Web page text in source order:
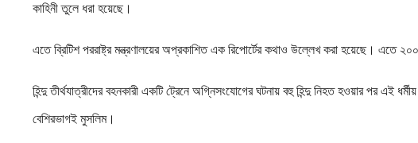
কাহিনী তুলে ধরা হয়েছে।
এতে ব্রিটিশ পররাষ্ট্র মন্ত্রণালয়ের অপ্রকাশিত এক রিপোর্টের কথাও উল্লেখ করা হয়েছে। এতে
হিন্দু তীর্থযাত্রীদের বহনকারী একটি ট্রেনে অগ্নিসংযোগের ঘটনায় বহু হিন্দু নিহত হওয়ার পর এই
বেশিরভাগই মুসলিম।